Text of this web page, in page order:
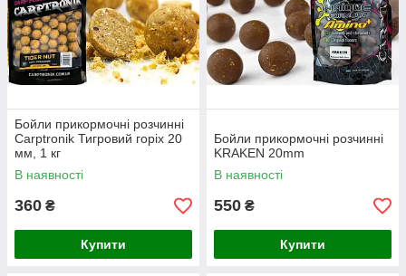
Бойли прикормочні розчинні
Carptronik Тигровий горіх 20
мм, 1 кг
В наявності
360 ₴
Купити
Бойли прикормочні розчинні
KRAKEN 20mm
В наявності
550 ₴
Купити